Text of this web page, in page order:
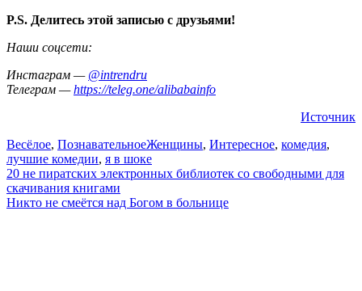
P.S. Делитесь этой записью с друзьями!
Наши соцсети:
Инстаграм — @intrendru
Телеграм —https://teleg.one/alibabainfo
Источник
Весёлое, ПознавательноеЖенщины, Интересное, комедия,
лучшие комедии, я в шоке
Навигация
по
20 не пиратских электронных библиотек со свободными для
скачивания книгами
Никто не смеётся над Богом в больнице